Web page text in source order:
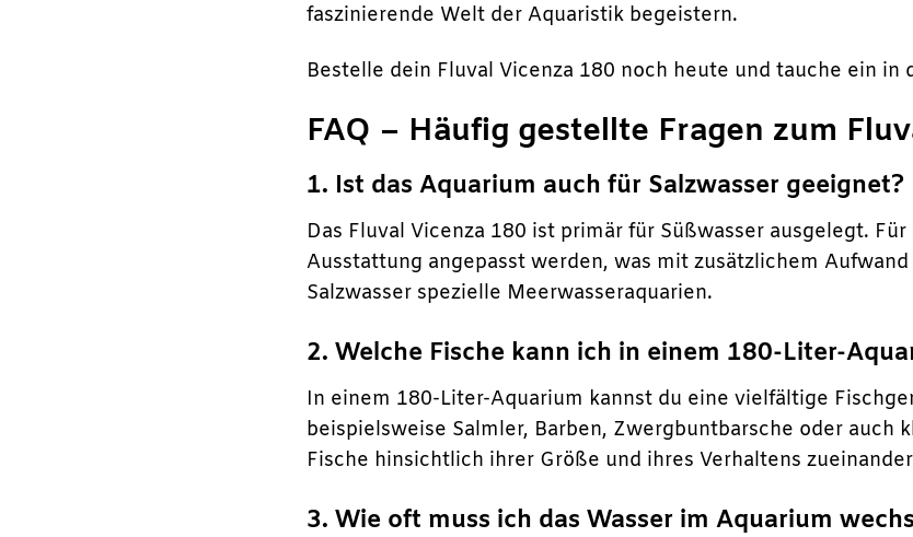
faszinierende Welt der Aquaristik begeistern.
Bestelle dein Fluval Vicenza 180 noch heute und tauche ein
FAQ – Häufig gestellte Fragen zum
1. Ist das Aquarium auch für Salzwasser geeignet?
Das Fluval Vicenza 180 ist primär für Süßwasser ausgelegt.
Ausstattung angepasst werden, was mit zusätzlichem
Salzwasser spezielle Meerwasseraquarien.
2. Welche Fische kann ich in einem 180-Liter-
In einem 180-Liter-Aquarium kannst du eine vielfältige
beispielsweise Salmler, Barben, Zwergbuntbarsche oder auch
Fische hinsichtlich ihrer Größe und ihres Verhaltens
3. Wie oft muss ich das Wasser im Aquarium